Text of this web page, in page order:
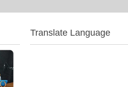
Translate Language